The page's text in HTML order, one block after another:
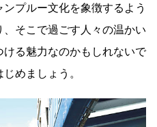
プルー文化を象徴するよう
そこで過ごす人々の温かい
る魅力なのかもしれないで
めましょう。